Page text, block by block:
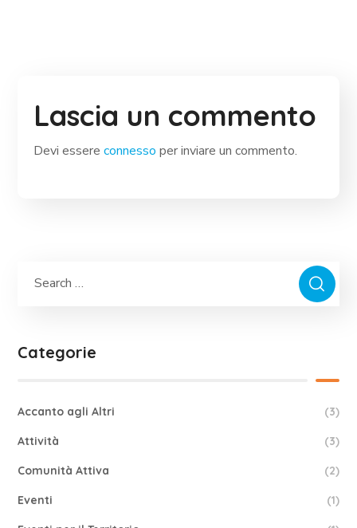
Lascia un commento
Devi essereconnesso per inviare un commento.
Categorie
Accanto agli Altri (3)
Attività (3)
Comunità Attiva (2)
Eventi (1)